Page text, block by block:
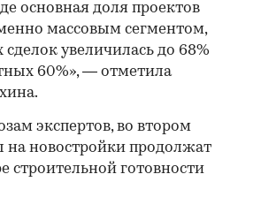
основная доля проектов
массовым сегментом,
увеличилась до 68%
60%», — отметила
экспертов, во втором
на новостройки продолжат
строительной готовности